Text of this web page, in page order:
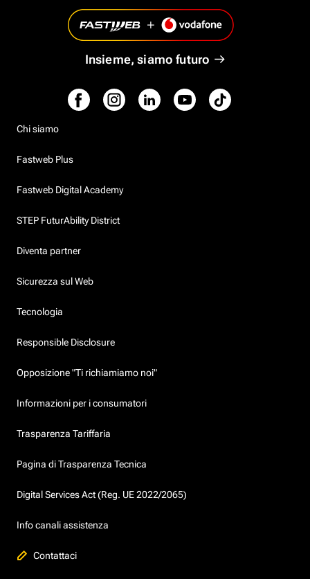
Insieme, siamo futuro
Chi siamo
Fastweb Plus
Fastweb Digital Academy
STEP FuturAbility District
Diventa partner
Sicurezza sul Web
Tecnologia
Responsible Disclosure
Opposizione "Ti richiamiamo noi"
Informazioni per i consumatori
Trasparenza Tariffaria
Pagina di Trasparenza Tecnica
Digital Services Act (Reg. UE 2022/2065)
Info canali assistenza
Contattaci